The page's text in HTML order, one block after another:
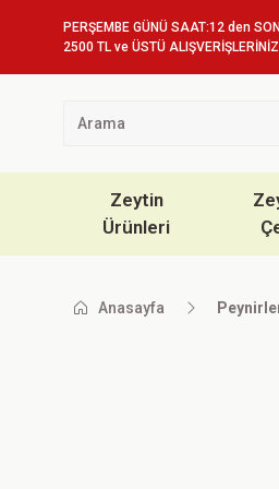
PERŞEMBE GÜNÜ SAAT:12 den
2500 TL ve ÜSTÜ
Zeytin
Ürünleri
Anasayfa